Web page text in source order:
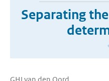
Separating